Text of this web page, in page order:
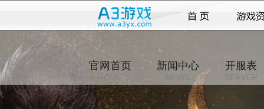
官网首页
HOME
新闻中心
NEWS
开服表
SERVER